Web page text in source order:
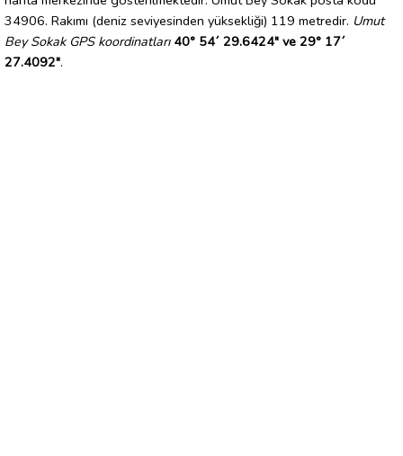
34906. Rakımı (deniz seviyesinden yüksekliği) 119 metredir. Umut
Bey Sokak GPS koordinatları 40° 54´ 29.6424" ve 29° 17´
27.4092".